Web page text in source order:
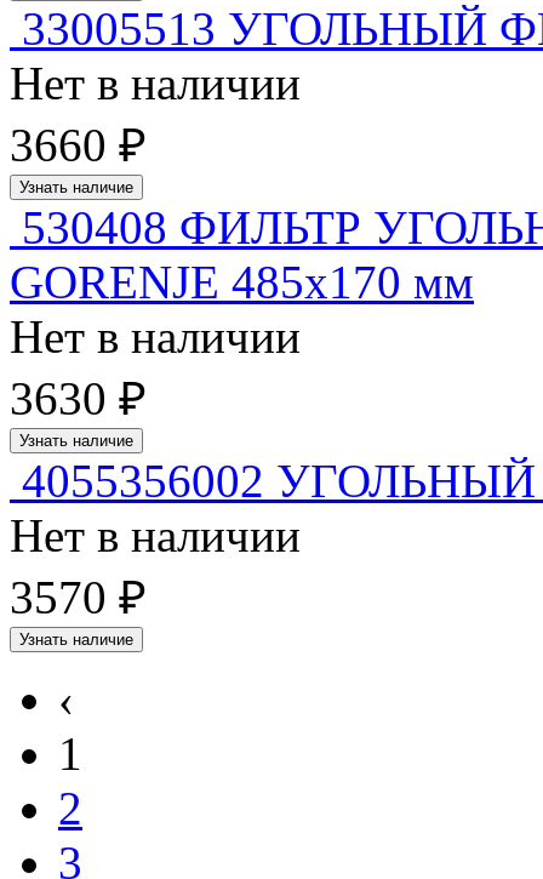
33005513 УГОЛЬНЫЙ
Нет в наличии
3660 ₽
Узнать наличие
530408 ФИЛЬТР
GORENJE 485x170 мм
Нет в наличии
3630 ₽
Узнать наличие
4055356002
Нет в наличии
3570 ₽
Узнать наличие
‹
1
2
3